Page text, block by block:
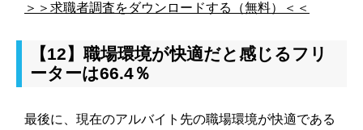
＞＞求職者調査をダウンロードする（無料）＜＜
【12】職場環境が快適だと感じるフリ
ーターは66.4％
最後に、現在のアルバイト先の職場環境が快適である